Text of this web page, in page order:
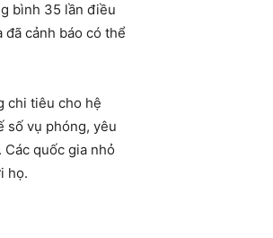
bình 35 lần điều
cảnh báo có thể
chi tiêu cho hệ
số vụ phóng, yêu
quốc gia nhỏ
họ.